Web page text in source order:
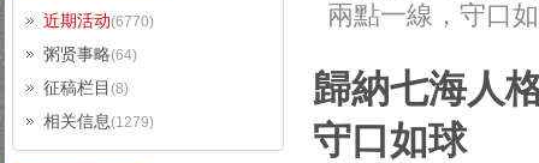
近期活动(6770)
粥贤事略(64)
征稿栏目 (8)
相关信息(1279)
兩點一線，守口
歸納七海人
守口如球